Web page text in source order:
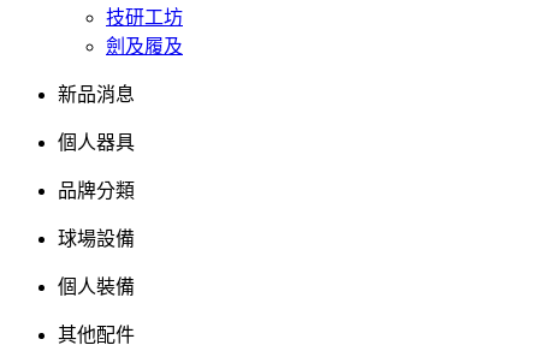
技研工坊
劍及履及
新品消息
個人器具
品牌分類
球場設備
個人裝備
其他配件